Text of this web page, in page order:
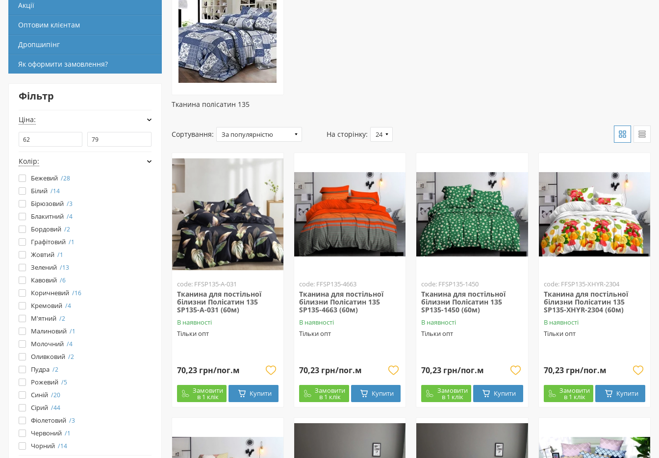
Тканина полісатин 135
Сортування: На сторінку:
code: FFSP135-A-031
Тканина для постільної
білизни Полісатин 135
SP135-A-031 (60м)
В наявності
Тільки опт
70,23 грн/пог.м
Замовити
в 1 клік Купити
code: FFSP135-4663
Тканина для постільної
білизни Полісатин 135
SP135-4663 (60м)
В наявності
Тільки опт
70,23 грн/пог.м
Замовити
в 1 клік Купити
code: FFSP135-1450
Тканина для постільної
білизни Полісатин 135
SP135-1450 (60м)
В наявності
Тільки опт
70,23 грн/пог.м
Замовити
в 1 клік Купити
code: FFSP135-XHYR-2304
Тканина для постільної
білизни Полісатин 135
SP135-XHYR-2304 (60м)
В наявності
Тільки опт
70,23 грн/пог.м
Замовити
в 1 клік Купити
Акції
Оптовим клієнтам
Дропшипінг
Як оформити замовлення?
Фільтр
Ціна:
Колір:
Бежевий 28
Білий 14
Бірюзовий 3
Блакитний 4
Бордовий 2
Графітовий 1
Жовтий 1
Зелений 13
Кавовий 6
Коричневий 16
Кремовий 4
М'ятний 2
Малиновий 1
Молочний 4
Оливковий 2
Пудра 2
Рожевий 5
Синій 20
Сірий 44
Фіолетовий 3
Червоний 1
Чорний 14